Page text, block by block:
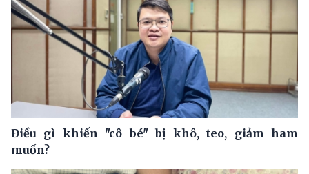
Điều gì khiến "cô bé" bị khô, teo, giảm ham
muốn?